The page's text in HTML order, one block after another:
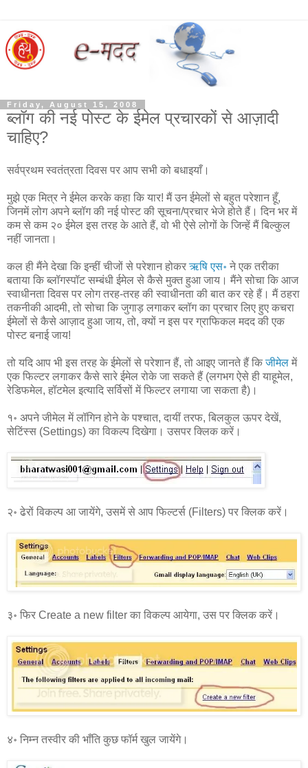
Friday, August 15, 2008
ब्लॉग की नई पोस्ट के ईमेल प्रचारकों से आज़ादी
चाहिए?
सर्वप्रथम स्वतंत्रता दिवस पर आप सभी को बधाइयाँ।
मुझे एक मित्र ने ईमेल करके कहा कि यार! मैं उन ईमेलों से बहुत परेशान हूँ,
जिनमें लोग अपने ब्लॉग की नई पोस्ट की सूचना/प्रचार भेजे होते हैं। दिन भर में
कम से कम २० ईमेल इस तरह के आते हैं, वो भी ऐसे लोगों के जिन्हें मैं बिल्कुल
नहीं जानता।
कल ही मैंने देखा कि इन्हीं चीजों से परेशान होकरऋषि एस॰ ने एक तरीका
बताया कि ब्लॉगस्पॉट सम्बंधी ईमेल से कैसे मुक्त हुआ जाय। मैंने सोचा कि आज
स्वाधीनता दिवस पर लोग तरह-तरह की स्वाधीनता की बात कर रहे हैं। मैं ठहरा
तकनीकी आदमी, तो सोचा कि जुगाड़ लगाकर ब्लॉग का प्रचार लिए हुए कचरा
ईमेलों से कैसे आज़ाद हुआ जाय, तो, क्यों न इस पर ग्राफिकल मदद की एक
पोस्ट बनाई जाय!
तो यदि आप भी इस तरह के ईमेलों से परेशान हैं, तो आइए जानते हैं किजीमेल में
एक फिल्टर लगाकर कैसे सारे ईमेल रोके जा सकते हैं (लगभग ऐसे ही याहूमेल,
रेडिफमेल, हॉटमेल इत्यादि सर्विसों में फिल्टर लगाया जा सकता है)।
१॰ अपने जीमेल में लॉगिन होने के पश्चात, दायीं तरफ, बिलकुल ऊपर देखें,
सेटिंस्स (Settings) का विकल्प दिखेगा। उसपर क्लिक करें।
२॰ ढेरों विकल्प आ जायेंगे, उसमें से आप फिल्टर्स (Filters) पर क्लिक करें।
३॰ फिर Create a new filter का विकल्प आयेगा, उस पर क्लिक करें।
४॰ निम्न तस्वीर की भाँति कुछ फॉर्म खुल जायेंगे।